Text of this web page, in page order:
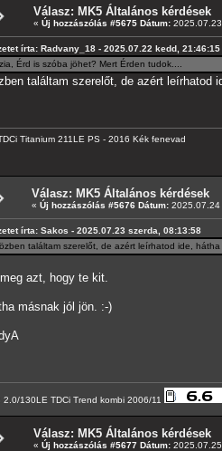
Válasz: MK5 Általános kérdések
« Új hozzászólás #5675 Dátum:
írta: Radvany_18 - 2025.07.22 kedd, 21:46:15
Érd is szóba jöhet? Mert Érden tudok....
találtam szerelőt, de azért leírhatod
Titanium 211LE PS - 2016 Kék fenevad
Válasz: MK5 Általános kérdések
« Új hozzászólás #5676 Dátum: 2025.07.24
írta: Sakos - 2025.07.23 szerda, 08:13:58
találtam szerelőt, de azért leírhatod ide,
azt, hogy te kit.
másnak jól jön. :-)
2.0/130LE TDCi Trend kombi 2006/11
Válasz: MK5 Általános kérdések
« Új hozzászólás #5677 Dátum: